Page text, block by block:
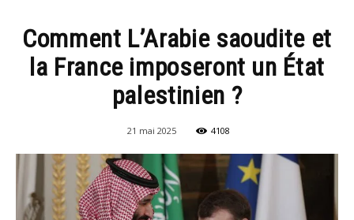
Comment L’Arabie saoudite et
la France imposeront un État
palestinien ?
21 mai 2025 4108